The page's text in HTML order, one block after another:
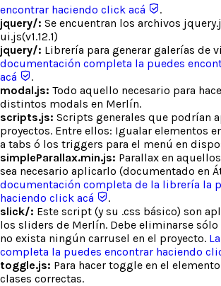
encontrar haciendo click acá
.
jquery/: Se encuentran los archivos
ui.js(v1.12.1)
jquery/: Librería para generar galerías de
documentación completa la puedes
acá
.
modal.js: Todo aquello necesario para
distintos modals en Merlín.
scripts.js: Scripts generales que podrían
proyectos. Entre ellos: Igualar elementos
a tabs ó los triggers para el menú en
simpleParallax.min.js: Parallax en
sea necesario aplicarlo (documentado en
documentación completa de la librería la
haciendo click acá
.
slick/: Este script (y su .css básico) son
los sliders de Merlín. Debe eliminarse sólo
no exista ningún carrusel en el proyecto.
completa la puedes encontrar haciendo
toggle.js: Para hacer toggle en el
clases correctas.